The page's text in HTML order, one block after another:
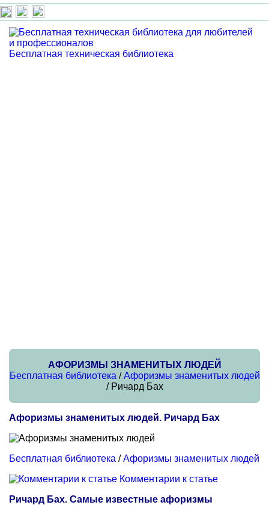
Бесплатная техническая библиотека
АФОРИЗМЫ ЗНАМЕНИТЫХ ЛЮДЕЙ
Бесплатная библиотека /Афоризмы знаменитых людей
/ Ричард Бах
Афоризмы знаменитых людей. Ричард Бах
Бесплатная библиотека /Афоризмы знаменитых людей
Комментарии к статье
Ричард Бах. Самые известные афоризмы